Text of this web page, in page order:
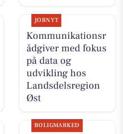
JOBNYT
Kommunikationsr
ådgiver med fokus
på data og
udvikling hos
Landsdelsregion
Øst
BOLIGMARKED